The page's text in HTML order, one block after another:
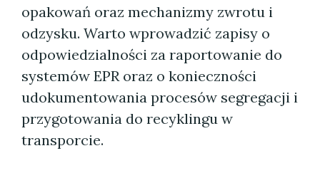
opakowań oraz mechanizmy zwrotu i
odzysku. Warto wprowadzić zapisy o
odpowiedzialności za raportowanie do
systemów EPR oraz o konieczności
udokumentowania procesów segregacji i
przygotowania do recyklingu w
transporcie.